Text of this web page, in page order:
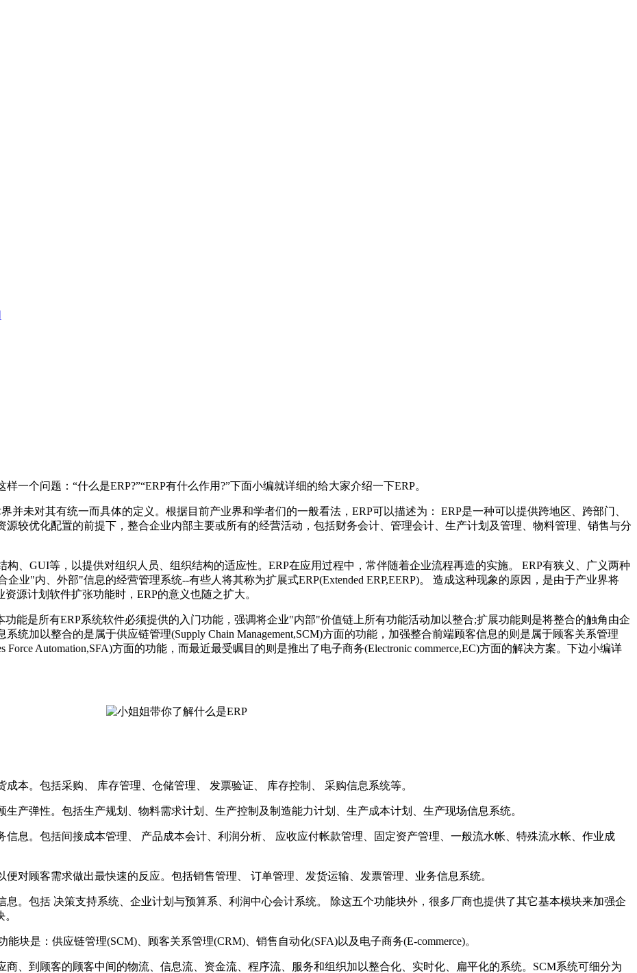
个问题：“什么是ERP?”“ERP有什么作用?”下面小编就详细的给大家介绍一下ERP。
未对其有统一而具体的定义。根据目前产业界和学者们的一般看法，ERP可以描述为： ERP是一种可以提供跨地区、跨部门、
较优化配置的前提下，整合企业内部主要或所有的经营活动，包括财务会计、管理会计、生产计划及管理、物料管理、销售与分
、GUI等，以提供对组织人员、组织结构的适应性。ERP在应用过程中，常伴随着企业流程再造的实施。 ERP有狭义、广义两种
业"内、外部"信息的经营管理系统--有些人将其称为扩展式ERP(Extended ERP,EERP)。 造成这种现象的原因，是由于产业界将
源计划软件扩张功能时，ERP的意义也随之扩大。
是所有ERP系统软件必须提供的入门功能，强调将企业"内部"价值链上所有功能活动加以整合;扩展功能则是将整合的触角由企
统加以整合的是属于供应链管理(Supply Chain Management,SCM)方面的功能，加强整合前端顾客信息的则是属于顾客关系管理
Force Automation,SFA)方面的功能，而最近最受瞩目的则是推出了电子商务(Electronic commerce,EC)方面的解决方案。下边小编详
。包括采购、 库存管理、仓储管理、 发票验证、 库存控制、 采购信息系统等。
弹性。包括生产规划、物料需求计划、生产控制及制造能力计划、生产成本计划、生产现场信息系统。
。包括间接成本管理、 产品成本会计、利润分析、 应收应付帐款管理、固定资产管理、一般流水帐、特殊流水帐、作业成
顾客需求做出最快速的反应。包括销售管理、 订单管理、发货运输、发票管理、业务信息系统。
包括 决策支持系统、企业计划与预算系、利润中心会计系统。 除这五个功能块外，很多厂商也提供了其它基本模块来加强企
是：供应链管理(SCM)、顾客关系管理(CRM)、销售自动化(SFA)以及电子商务(E-commerce)。
到顾客的顾客中间的物流、信息流、资金流、程序流、服务和组织加以整合化、实时化、扁平化的系统。SCM系统可细分为